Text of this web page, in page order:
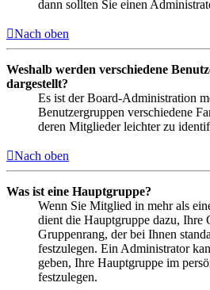
dann sollten Sie einen
Nach oben
Weshalb werden verschiedene
dargestellt?
Es ist der Board-Administration
Benutzergruppen verschiedene
deren Mitglieder leichter zu
Nach oben
Was ist eine Hauptgruppe?
Wenn Sie Mitglied in mehr als
dient die Hauptgruppe dazu, Ihre
Gruppenrang, der bei Ihnen
festzulegen. Ein Administrator
geben, Ihre Hauptgruppe im
festzulegen.